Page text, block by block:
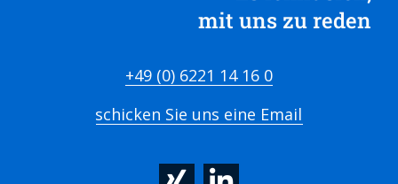
mit uns zu reden
+49 (0) 6221 14 16 0
schicken Sie uns eine Email